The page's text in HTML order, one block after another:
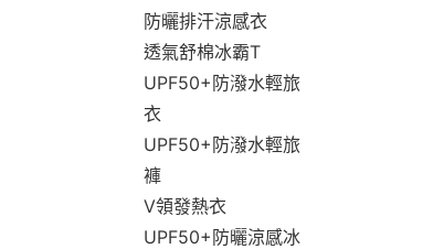
防曬排汗涼感衣
透氣舒棉冰霸T
UPF50+防潑水輕旅
衣
UPF50+防潑水輕旅
褲
V領發熱衣
UPF50+防曬涼感冰